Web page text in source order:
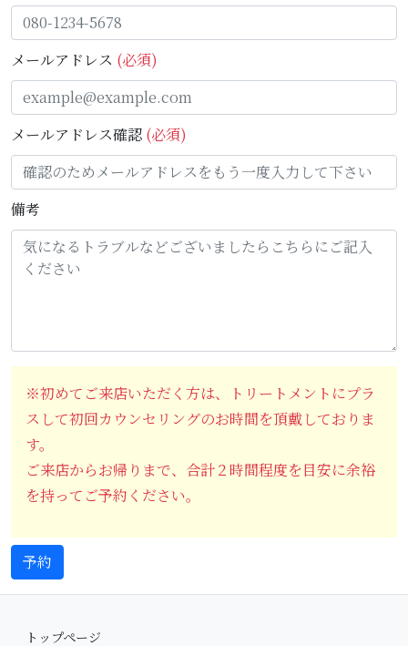
メールアドレス (必須)
メールアドレス確認 (必須)
備考
※初めてご来店いただく方は、トリートメントにプラ
スして初回カウンセリングのお時間を頂戴しておりま
す。
ご来店からお帰りまで、合計２時間程度を目安に余裕
を持ってご予約ください。
トップページ